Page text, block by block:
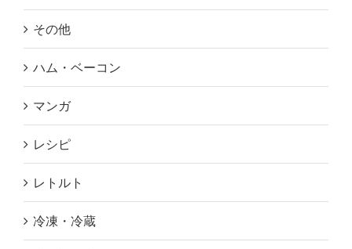
その他
ハム・ベーコン
マンガ
レシピ
レトルト
冷凍・冷蔵